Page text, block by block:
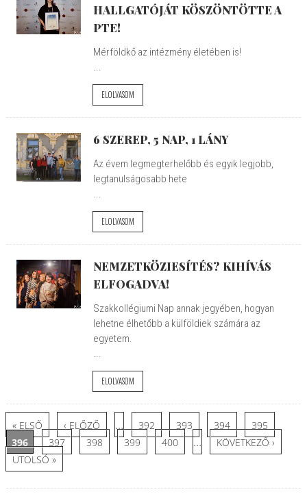
HALLGATÓJÁT KÖSZÖNTÖTTE A
PTE!
Mérföldkő az intézmény életében is!
...
ELOLVASOM
6 SZEREP, 5 NAP, 1 LÁNY
Az évem legmegterhelőbb és egyik legjobb,
legtanulságosabb hete
...
ELOLVASOM
NEMZETKÖZIESÍTÉS? KIHÍVÁS
ELFOGADVA!
Szakkollégiumi Nap annak jegyében, hogyan
lehetne élhetőbb a külföldiek számára az
egyetem.
...
ELOLVASOM
Oldalak
« ELSŐ ‹ ELŐZŐ … 392 393 394
395
396
397 398 399 400 …
KÖVETKEZŐ ›
UTOLSÓ »